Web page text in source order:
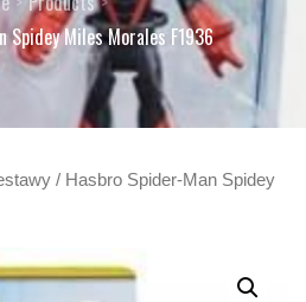
Spidey Miles Morales F1936
/ Hasbro Spider-Man Spidey